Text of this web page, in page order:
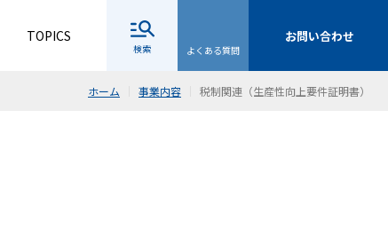
TOPICS
検索 よくある質問
お問い合わせ
ホーム 事業内容 税制関連（生産性向上要件証明書）